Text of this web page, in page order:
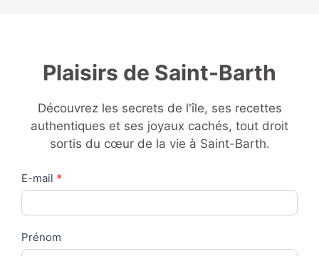
Plaisirs de Saint-Barth
Découvrez les secrets de l'île, ses recettes
authentiques et ses joyaux cachés, tout droit
sortis du cœur de la vie à Saint-Barth.
Contact
Us
E-mail *
Prénom